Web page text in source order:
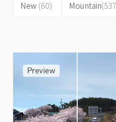
New (60)
Mountain